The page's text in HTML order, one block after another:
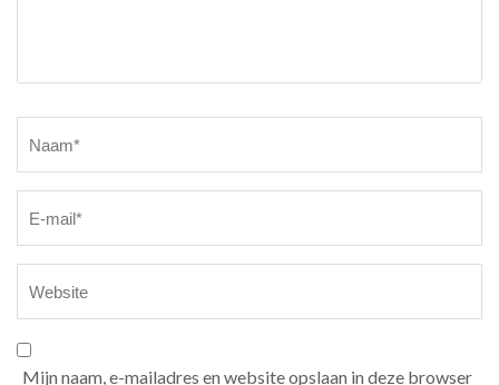
Mijn naam, e-mailadres en website opslaan in deze browser